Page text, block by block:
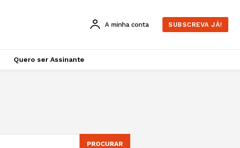
A minha conta SUBSCREVA JÁ!
Quero ser Assinante
PROCURAR